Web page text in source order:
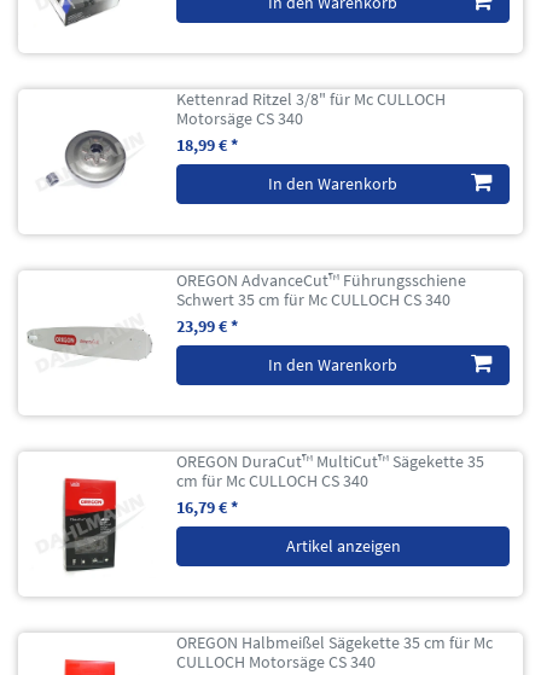
Kettenrad Ritzel 3/8" für Mc CULLOCH
Motorsäge CS 340
18,99 € *
In den Warenkorb
OREGON AdvanceCut™ Führungsschiene
Schwert 35 cm für Mc CULLOCH CS 340
23,99 € *
In den Warenkorb
OREGON DuraCut™ MultiCut™ Sägekette 35
cm für Mc CULLOCH CS 340
16,79 € *
Artikel anzeigen
OREGON Halbmeißel Sägekette 35 cm für Mc
CULLOCH Motorsäge CS 340